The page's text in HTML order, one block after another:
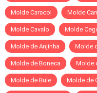
Molde Caracol Molde
Molde Cavalo Molde
Molde de Anjinha Molde
Molde de Boneca Molde
Molde de Bule Molde de